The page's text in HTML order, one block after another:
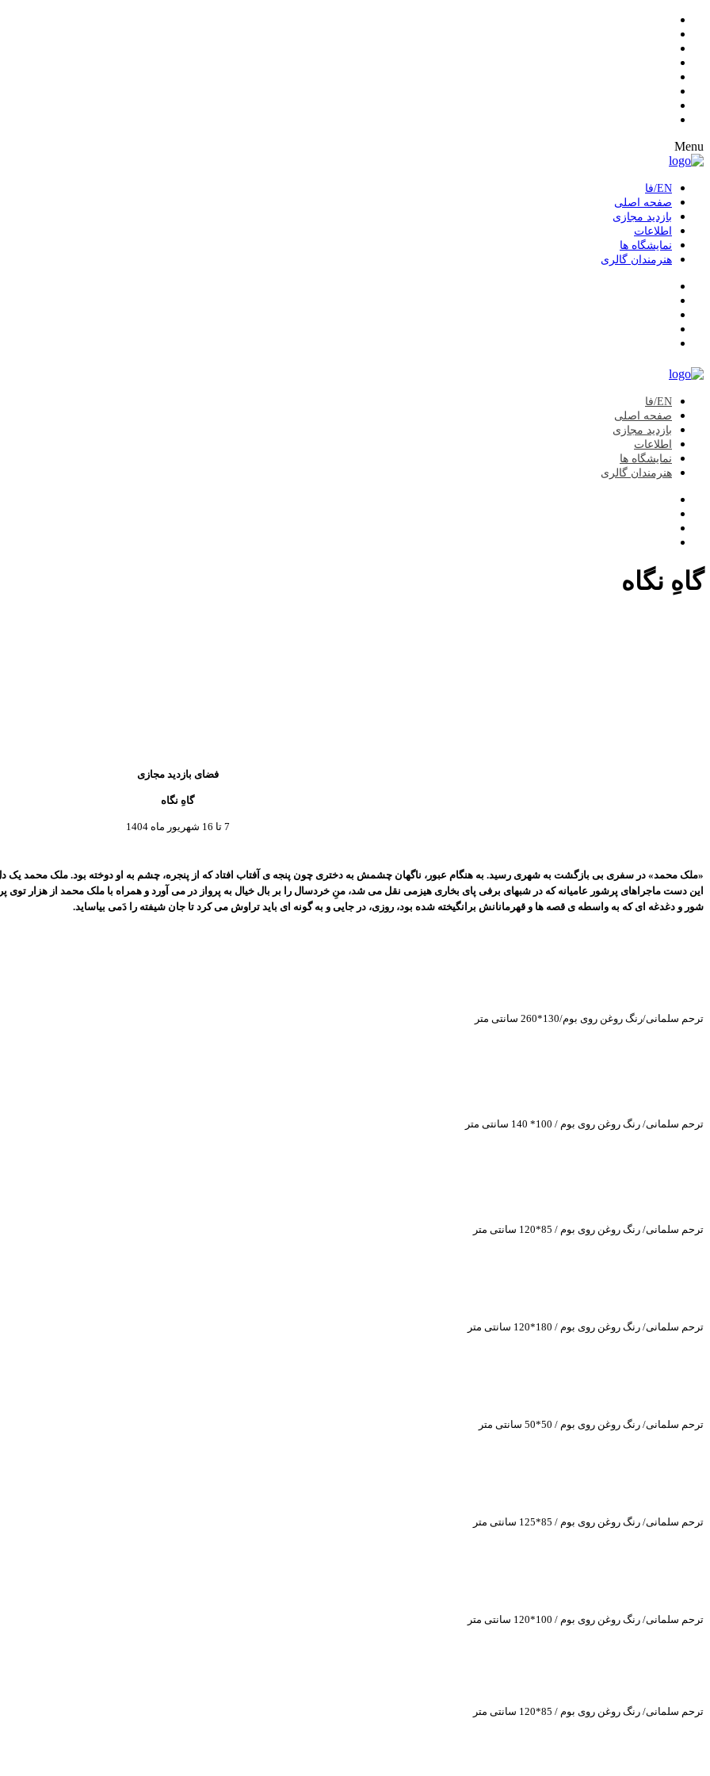
Menu
EN/فا
صفحه اصلی
بازدید مجازی
اطلاعات
نمایشگاه ها
هنرمندان گالری
EN/فا
صفحه اصلی
بازدید مجازی
اطلاعات
نمایشگاه ها
هنرمندان گالری
گاهِ نگاه
فضای بازدید مجازی
گاهِ نگاه
7 تا 16 شهریور ماه 1404
«ملک محمد» در سفری بی بازگشت به شهری ‎رسید. به هنگام عبور، ناگهان چشمش به دختری چون پنجه ی آفتاب افتاد که از پنجره، چشم به او دوخته بود. ملک محمد یک دل نه صد دل عاشق شد، غافل از این که او دختر پادشاه است ...
این دست ماجراهای پرشور عامیانه که در شب‎های برفی پای بخاری هیزمی نقل می ‎شد، منِ خردسال را بر بال خیال به پرواز در می ‎آورد و همراه با ملک محمد از هزار توی پر پیچ و خم طلسم‎ هایی که در راه رسیدن به معشوق چیده شده بود؛ عبور می‎داد ....
شور و دغدغه ‎ای که به واسطه ‎ی قصه ‎ها و قهرمانانش برانگیخته شده بود، روزی، در جایی و به گونه ‎ای باید تراوش می کرد تا جان شیفته را دَمی بیاساید.
ترحم سلمانی/رنگ روغن روی بوم/130*260 سانتی متر
ترحم سلمانی/ رنگ روغن روی بوم / 100* 140 سانتی متر
ترحم سلمانی/ رنگ روغن روی بوم / 85*120 سانتی متر
ترحم سلمانی/ رنگ روغن روی بوم / 180*120 سانتی متر
ترحم سلمانی/ رنگ روغن روی بوم / 50*50 سانتی متر
ترحم سلمانی/ رنگ روغن روی بوم / 85*125 سانتی متر
ترحم سلمانی/ رنگ روغن روی بوم / 100*120 سانتی متر
ترحم سلمانی/ رنگ روغن روی بوم / 85*120 سانتی متر